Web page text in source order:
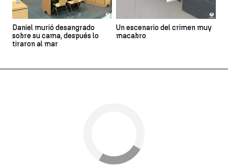
Daniel murió desangrado
sobre su cama, después lo
tiraron al mar
Un escenario del crimen muy
macabro